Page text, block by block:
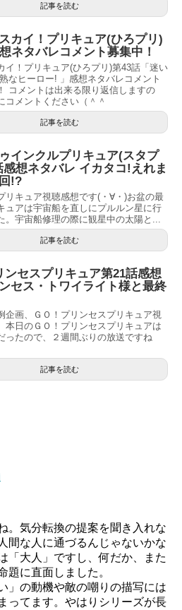
ルプリキュア(スタプリ)第6話
により怪物が出現(ﾟдﾟ)！
り遅いほうですね。
やら怪物にされると今まで自分
しまうようです。
んな気持ちにさせるとは…何と
ムワークで見事に怪物を撃破！
利でした。
はプリキュアたちに奪われしし
まいましたが、次回以降はどう
しょうか。
記事を読む
カイ！プリキュア(ひろプリ)
ネタバレコメント募集中！
イ！プリキュア(ひろプリ)第43話「迷い
なヒーロー! 」感想ネタバレコメント
コメントは出来る限り返信しますの
コメントください（＾＾
記事を読む
インクルプリキュア(スタプ
感想ネタバレ イカタコ!えれま
!?
リキュア視聴感想です(・∀・)お盆の最
ュアは宇宙船を直しにプルルン星に行
。宇宙船修理の際に観星中の太陽と...
記事を読む
ンセスプリキュア第21話感想
セス・トワイライト様と最終
企画、ＧＯ！プリンセスプリキュア視
本日のＧＯ！プリンセスプリキュアは
ったので、２週間ぶりの放送ですね
記事を読む
。気分転換の提案を聞き入れな
間な人に通づるんじゃないかな
「大人」ですし、何だか、また
題に直面しました。
」の動機や敵の嘲りの描写には
ってます。やはりシリーズが長